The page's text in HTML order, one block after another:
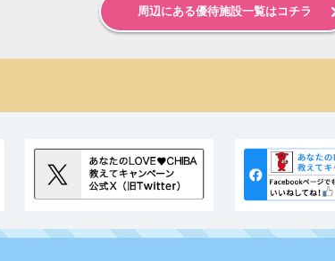
周辺にある優待施設一覧はコチラ